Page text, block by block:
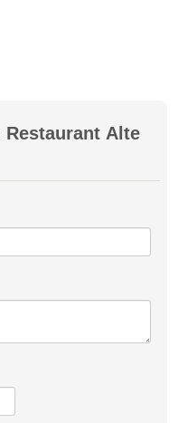
Restaurant Alte